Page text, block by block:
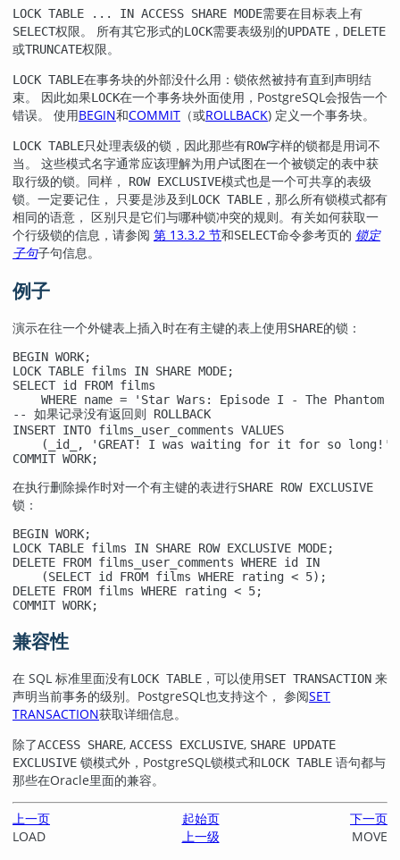
LOCK TABLE ... IN ACCESS SHARE MODE需要在目标表上有
SELECT权限。 所有其它形式的LOCK需要表级别的UPDATE ， DELETE
或TRUNCATE权限。
LOCK TABLE在事务块的外部没什么用：锁依然被持有直到声明结
束。 因此如果LOCK在一个事务块外面使用， PostgreSQL会报告一个
错误。 使用BEGIN和COMMIT （或ROLLBACK) 定义一个事务块。
LOCK TABLE只处理表级的锁，因此那些有ROW字样的锁都是用词不
当。 这些模式名字通常应该理解为用户试图在一个被锁定的表中获
取行级的锁。同样，
ROW EXCLUSIVE模式也是一个可共享的表级
锁。一定要记住， 只要是涉及到LOCK TABLE ，那么所有锁模式都有
相同的语意， 区别只是它们与哪种锁冲突的规则。有关如何获取一
个行级锁的信息，请参阅 第 13.3.2 节和SELECT命令参考页的 锁定
子句子句信息。
例子
演示在往一个外键表上插入时在有主键的表上使用SHARE的锁：
BEGIN WORK;
LOCK TABLE films IN SHARE MODE;
SELECT id FROM films
WHERE name = 'Star Wars: Episode I - The Phantom
-- 如果记录没有返回则 ROLLBACK
INSERT INTO films_user_comments VALUES
(_id_, 'GREAT! I was waiting for it for so
COMMIT WORK;
在执行删除操作时对一个有主键的表进行SHARE ROW EXCLUSIVE
锁：
BEGIN WORK;
LOCK TABLE films IN SHARE ROW EXCLUSIVE MODE;
DELETE FROM films_user_comments WHERE id IN
    (SELECT id FROM films WHERE rating < 5);
DELETE FROM films WHERE rating < 5;
COMMIT WORK;
兼容性
在 SQL 标准里面没有LOCK TABLE ，可以使用SET TRANSACTION 来
声明当前事务的级别。 PostgreSQL也支持这个， 参阅SET
TRANSACTION获取详细信息。
除了ACCESS SHARE, ACCESS EXCLUSIVE, SHARE UPDATE
EXCLUSIVE 锁模式外， PostgreSQL锁模式和LOCK TABLE 语句都与
那些在Oracle里面的兼容。
上一页 起始页
下一页
LOAD
上一级 MOVE